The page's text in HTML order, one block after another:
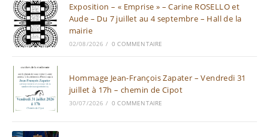
Exposition – « Emprise » – Carine ROSELLO et
Aude – Du 7 juillet au 4 septembre – Hall de la
mairie
02/08/2026 / 0 COMMENTAIRE
Hommage Jean-François Zapater – Vendredi 31
juillet à 17h – chemin de Cipot
30/07/2026 / 0 COMMENTAIRE